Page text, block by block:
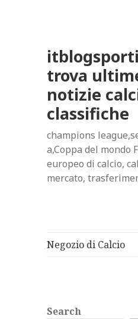
trova
notizie
classifiche
champions
a,Coppa del mondo
europeo di calcio,
mercato,
Negozio di Calcio
Search